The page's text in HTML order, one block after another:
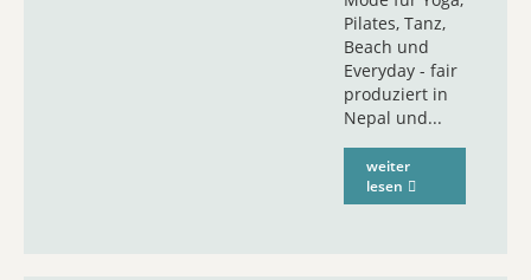
Pilates, Tanz,
Beach und
Everyday - fair
produziert in
Nepal und...
weiter
lesen